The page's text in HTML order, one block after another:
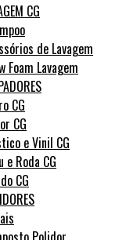
CG
de Lavagem
Foam Lavagem
CG
CG
e Vinil CG
e Roda CG
CG